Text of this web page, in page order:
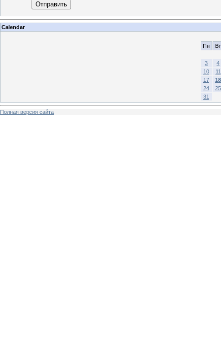
Отправить
Calendar
Пн Вт
3
4
10
11
17
18
24
25
31
Полная версия сайта